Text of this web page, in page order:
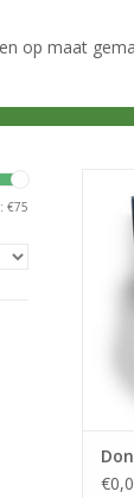
op maat
€75